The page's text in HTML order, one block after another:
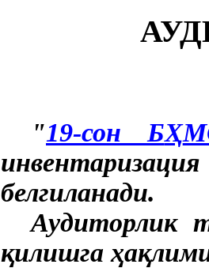
"19-сон БҲ
белгиланади.
Аудиторлик
қилишгаҳақ